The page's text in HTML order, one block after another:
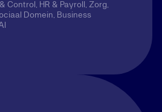
Control, HR & Payroll, Zorg,
Domein, Business